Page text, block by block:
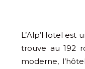
L’Alp’Hotel est
trouve au 192
moderne,